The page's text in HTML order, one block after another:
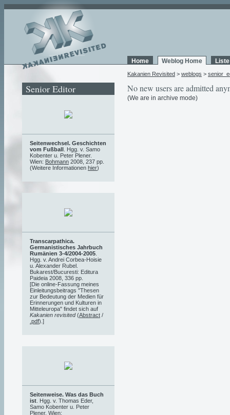
Home Weblog Home
Kakanien Revisited > weblogs >
No new users are admitted
(We are in archive mode)
Senior Editor
Seitenwechsel. Geschichten
vom Fußball . Hgg. v. Samo
Kobenter u. Peter Plener.
Wien: Bohmann 2008, 237 pp.
(Weitere Informationen hier)
Transcarpathica.
Germanistisches Jahrbuch
Rumänien 3-4/2004-2005
Hgg. v. Andrei Corbea-Hoisie
u. Alexander Rubel.
Bukarest/Bucuresti: Editura
Paideia 2008, 336 pp.
[Die online-Fassung meines
Einleitungsbeitrags "Thesen
zur Bedeutung der Medien für
Erinnerungen und Kulturen in
Mitteleuropa" findet sich auf
Kakanien revisited(Abstract /
.pdf).]
Seitenweise. Was das Buch
ist . Hgg. v. Thomas Eder,
Samo Kobenter u. Peter
Plener. Wien: